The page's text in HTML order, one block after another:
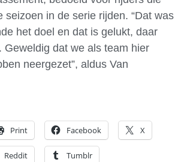
seizoen in de serie rijden. “Dat was
het doel en dat is gelukt, daar
Geweldig dat we als team hier
neergezet”, aldus Van
Print Facebook X
Reddit Tumblr